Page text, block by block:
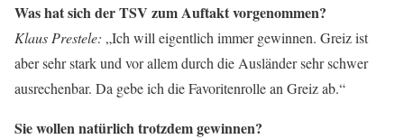
Was hat sich der TSV zum Auftakt vorgenommen?
Klaus Prestele: „Ich will eigentlich immer gewinnen. Greiz ist
aber sehr stark und vor allem durch die Ausländer sehr schwer
ausrechenbar. Da gebe ich die Favoritenrolle an Greiz ab.“
Sie wollen natürlich trotzdem gewinnen?